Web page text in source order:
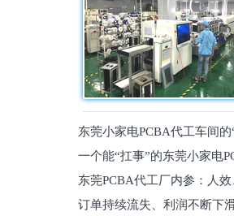
东莞小家电PCBA代工车间
员工一个能“扛事”的东莞小家电
东莞PCBA代工厂内参：人
维锁客法则
订单持续流失、利润不断下